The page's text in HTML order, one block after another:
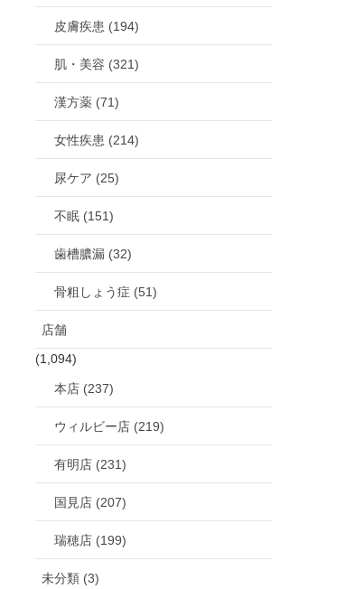
皮膚疾患 (194)
肌・美容 (321)
漢方薬 (71)
女性疾患 (214)
尿ケア (25)
不眠 (151)
歯槽膿漏 (32)
骨粗しょう症 (51)
店舗
(1,094)
本店 (237)
ウィルビー店 (219)
有明店 (231)
国見店 (207)
瑞穂店 (199)
未分類 (3)